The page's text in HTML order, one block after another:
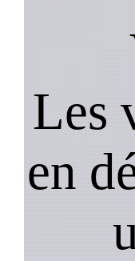
Les
en